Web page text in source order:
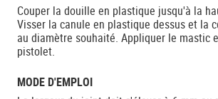
Couper la douille en plastique jusqu'à la
Visser la canule en plastique dessus et la
au diamètre souhaité. Appliquer le mastic
pistolet.
MODE D'EMPLOI